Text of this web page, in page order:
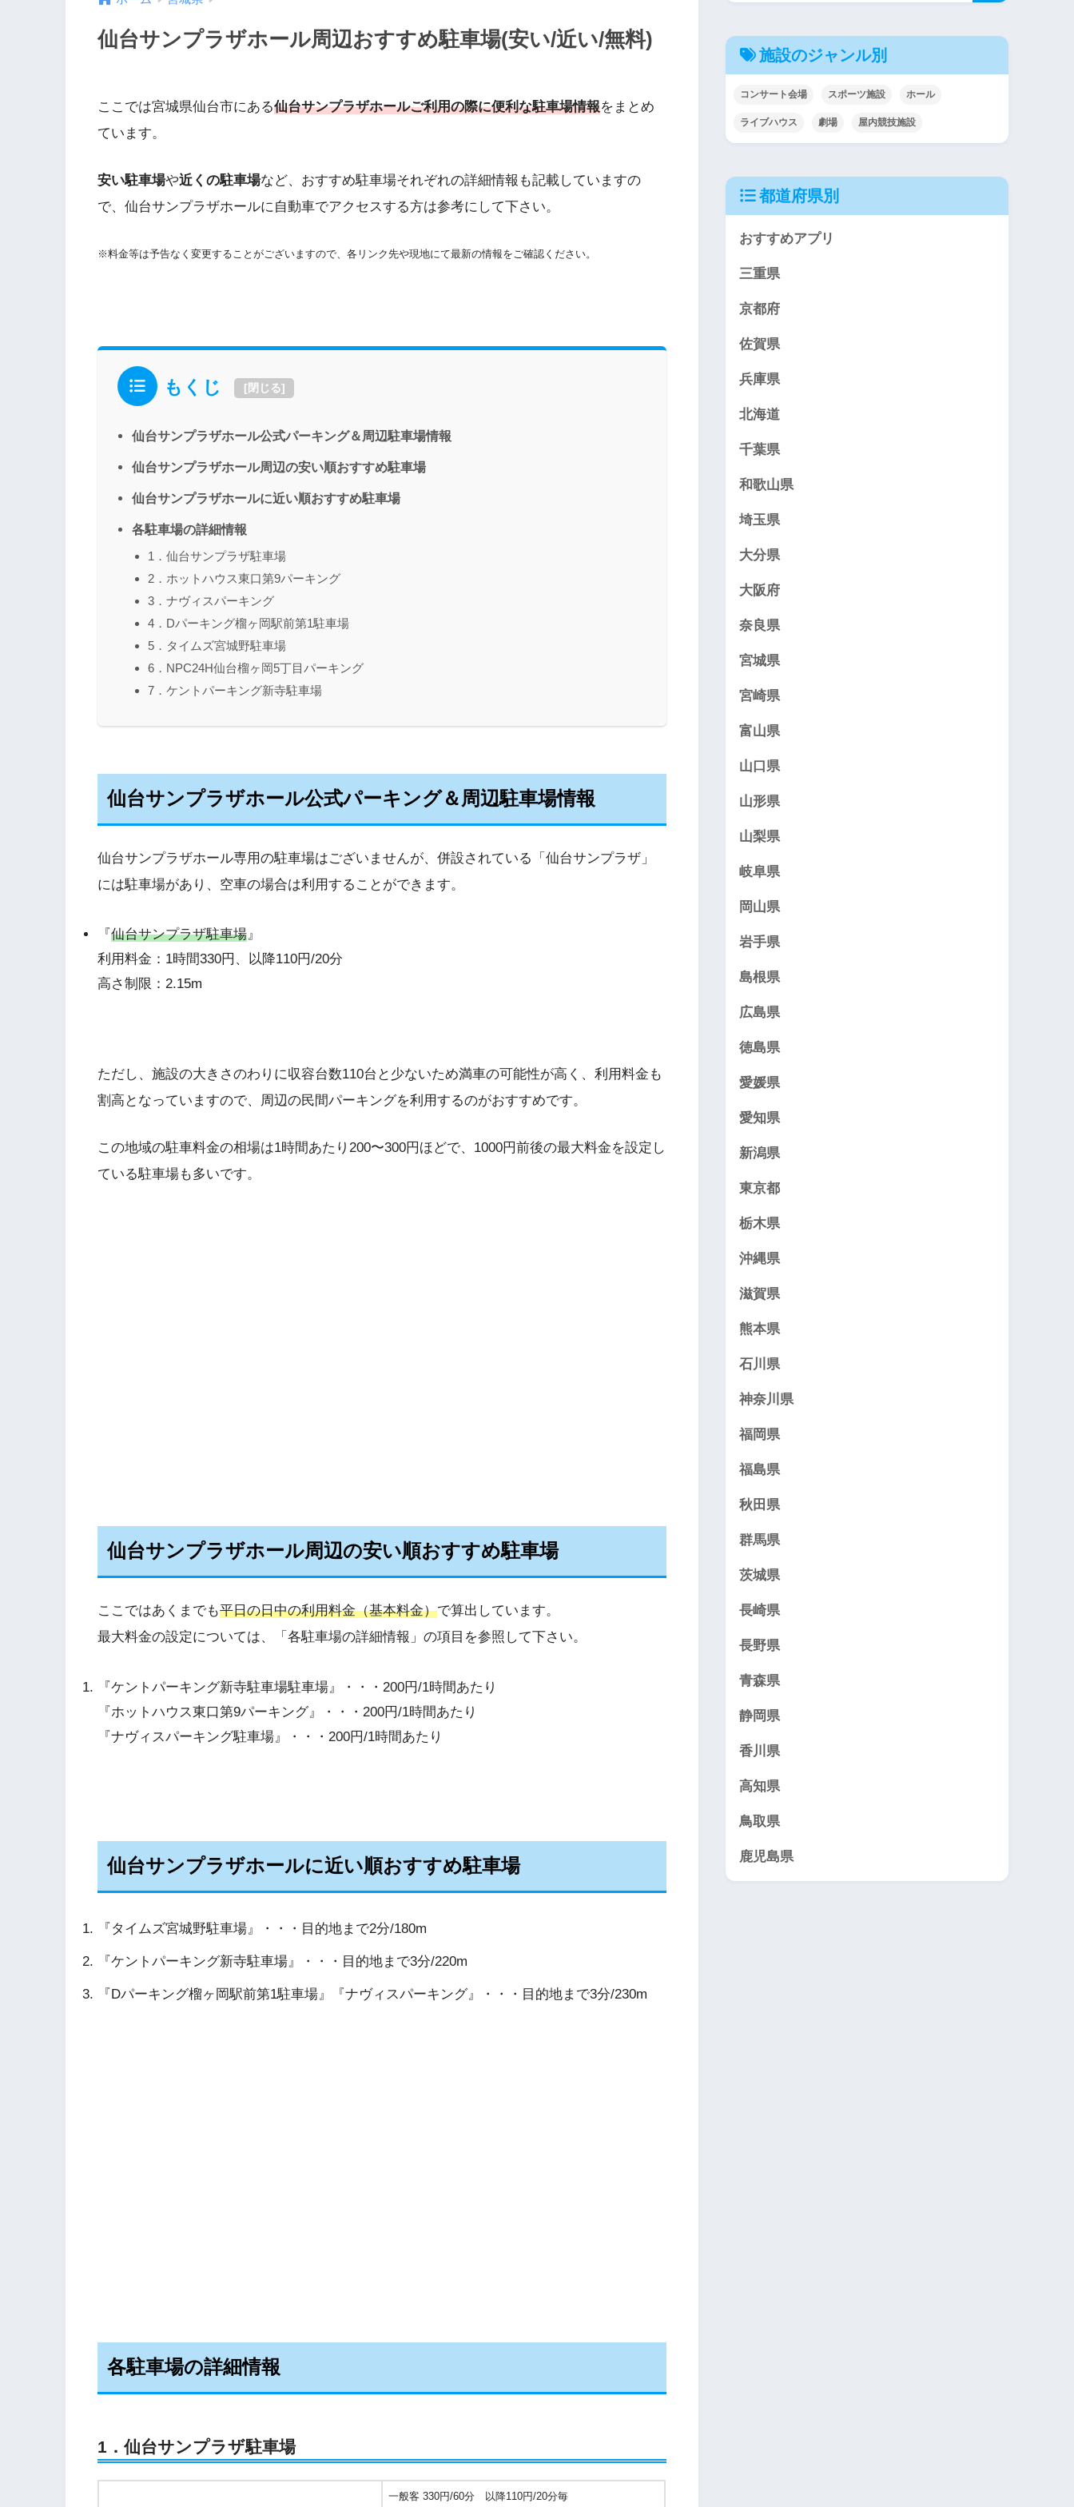
仙台サンプラザホール周辺おすすめ駐車場(安い/近い/無料)
ここでは宮城県仙台市にある仙台サンプラザホールご利用の際に便利な駐車場情報をまとめ
ています。
安い駐車場や近くの駐車場など、おすすめ駐車場それぞれの詳細情報も記載していますの
で、仙台サンプラザホールに自動車でアクセスする方は参考にして下さい。
※料金等は予告なく変更することがございますので、各リンク先や現地にて最新の情報をご確認ください。
もくじ [閉じる]
仙台サンプラザホール公式パーキング＆周辺駐車場情報
仙台サンプラザホール周辺の安い順おすすめ駐車場
仙台サンプラザホールに近い順おすすめ駐車場
各駐車場の詳細情報
1．仙台サンプラザ駐車場
2．ホットハウス東口第9パーキング
3．ナヴィスパーキング
4．Dパーキング榴ヶ岡駅前第1駐車場
5．タイムズ宮城野駐車場
6．NPC24H仙台榴ヶ岡5丁目パーキング
7．ケントパーキング新寺駐車場
仙台サンプラザホール公式パーキング＆周辺駐車場情報
仙台サンプラザホール専用の駐車場はございませんが、併設されている「仙台サンプラザ」
には駐車場があり、空車の場合は利用することができます。
『仙台サンプラザ駐車場』
利用料金：1時間330円、以降110円/20分
高さ制限：2.15m
ただし、施設の大きさのわりに収容台数110台と少ないため満車の可能性が高く、利用料金も
割高となっていますので、周辺の民間パーキングを利用するのがおすすめです。
この地域の駐車料金の相場は1時間あたり200〜300円ほどで、1000円前後の最大料金を設定し
ている駐車場も多いです。
仙台サンプラザホール周辺の安い順おすすめ駐車場
ここではあくまでも平日の日中の利用料金（基本料金）で算出しています。
最大料金の設定については、「各駐車場の詳細情報」の項目を参照して下さい。
『ケントパーキング新寺駐車場駐車場』・・・200円/1時間あたり
『ホットハウス東口第9パーキング』・・・200円/1時間あたり
『ナヴィスパーキング駐車場』・・・200円/1時間あたり
仙台サンプラザホールに近い順おすすめ駐車場
『タイムズ宮城野駐車場』・・・目的地まで2分/180m
『ケントパーキング新寺駐車場』・・・目的地まで3分/220m
『Dパーキング榴ヶ岡駅前第1駐車場』『ナヴィスパーキング』・・・目的地まで3分/230m
各駐車場の詳細情報
1．仙台サンプラザ駐車場
一般客 330円/60分 以降110円/20分毎
施設のジャンル別
コンサート会場 スポーツ施設 ホール
ライブハウス 劇場 屋内競技施設
都道府県別
おすすめアプリ
三重県
京都府
佐賀県
兵庫県
北海道
千葉県
和歌山県
埼玉県
大分県
大阪府
奈良県
宮城県
宮崎県
富山県
山口県
山形県
山梨県
岐阜県
岡山県
岩手県
島根県
広島県
徳島県
愛媛県
愛知県
新潟県
東京都
栃木県
沖縄県
滋賀県
熊本県
石川県
神奈川県
福岡県
福島県
秋田県
群馬県
茨城県
長崎県
長野県
青森県
静岡県
香川県
高知県
鳥取県
鹿児島県